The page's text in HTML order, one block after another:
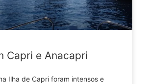
Capri e Anacapri
Ilha de Capri foram intensos e